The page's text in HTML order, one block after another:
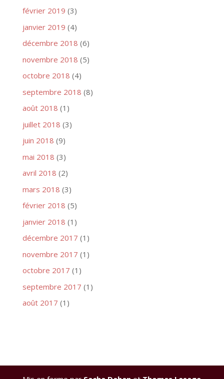
février 2019 (3)
janvier 2019 (4)
décembre 2018 (6)
novembre 2018 (5)
octobre 2018 (4)
septembre 2018 (8)
août 2018 (1)
juillet 2018 (3)
juin 2018 (9)
mai 2018 (3)
avril 2018 (2)
mars 2018 (3)
février 2018 (5)
janvier 2018 (1)
décembre 2017 (1)
novembre 2017 (1)
octobre 2017 (1)
septembre 2017 (1)
août 2017 (1)